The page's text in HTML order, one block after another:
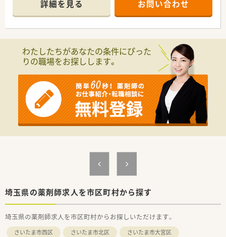
■薬剤師でもある社長自らが育休を取得しており、女性が長期的
に活躍できる企業文化の醸成に努めています。
■夕方以降に働きたい方やWワーク希望者に最適。
■効率よく時給を稼ぎたい方。
■幅広い知識と対応力を身に着けたい方。
【働き方について】
■月～金①15:30～19:00もしくは②16:00～19:30でご選択可能
です。
■土日祝休み可能です。
■就業日数はご相談可能です。
詳細を見る お問い合わせ
わたしたちがあなたの条件にぴった
りの職場をお探しします。
埼玉県の薬剤師求人を市区町村から探す
埼玉県の薬剤師求人を市区町村からお探しいただけます。
さいたま市西区 さいたま市北区
さいたま市大宮区